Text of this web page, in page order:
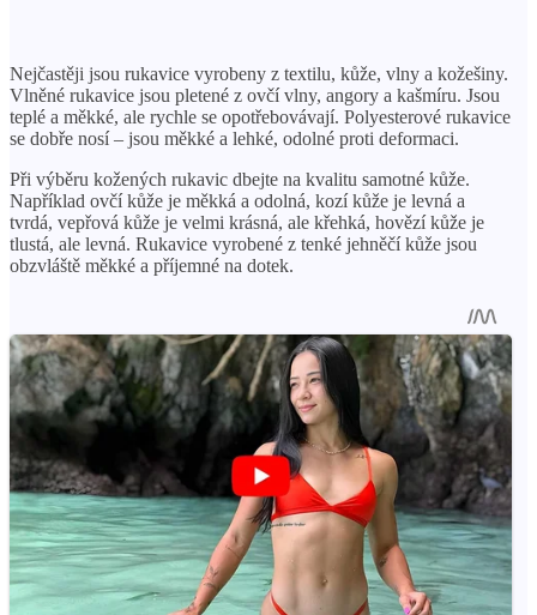
Nejčastěji jsou rukavice vyrobeny z textilu, kůže, vlny a kožešiny.
Vlněné rukavice jsou pletené z ovčí vlny, angory a kašmíru. Jsou
teplé a měkké, ale rychle se opotřebovávají. Polyesterové rukavice
se dobře nosí – jsou měkké a lehké, odolné proti deformaci.
Při výběru kožených rukavic dbejte na kvalitu samotné kůže.
Například ovčí kůže je měkká a odolná, kozí kůže je levná a
tvrdá, vepřová kůže je velmi krásná, ale křehká, hovězí kůže je
tlustá, ale levná. Rukavice vyrobené z tenké jehněčí kůže jsou
obzvláště měkké a příjemné na dotek.